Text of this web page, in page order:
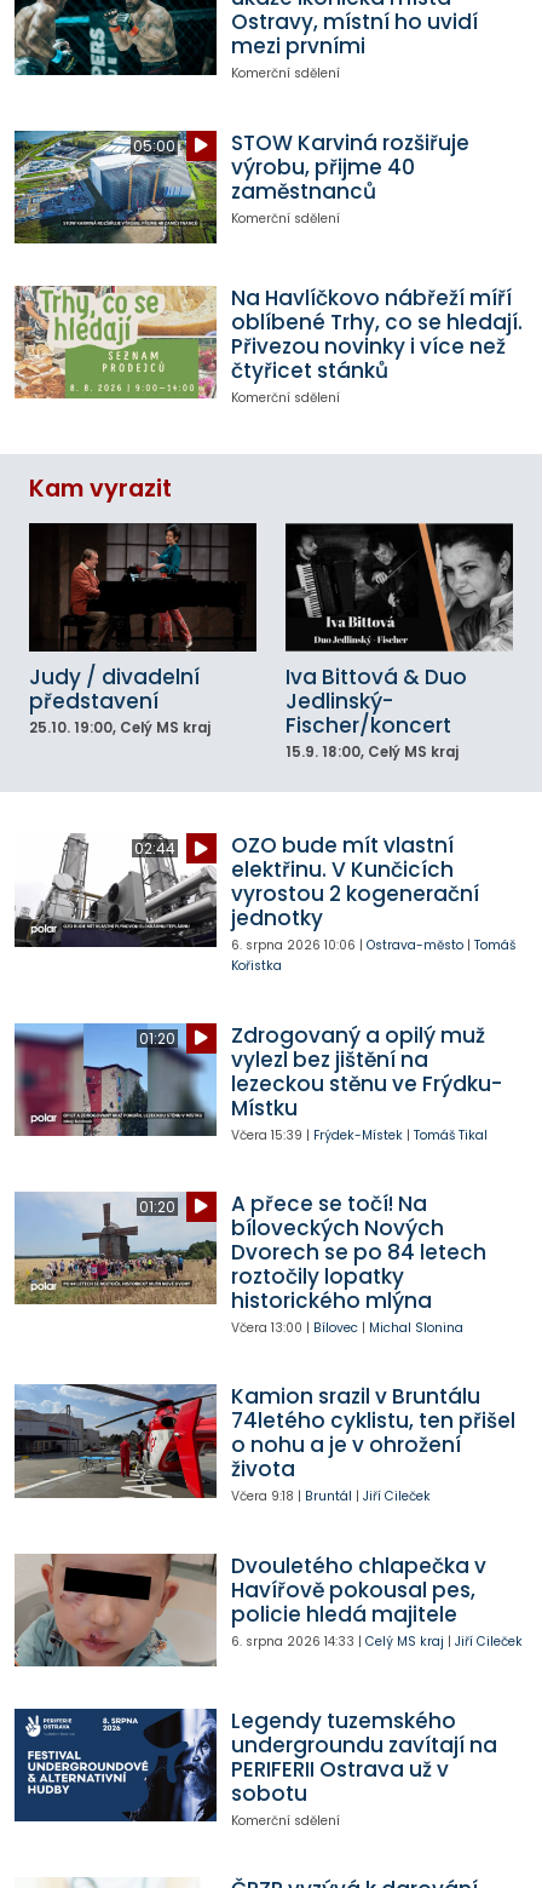
Ostravy, místní ho uvidí
mezi prvními
Komerční sdělení
05:00
STOW Karviná rozšiřuje
výrobu, přijme 40
zaměstnanců
Komerční sdělení
Na Havlíčkovo nábřeží míří
oblíbené Trhy, co se hledají.
Přivezou novinky i více než
čtyřicet stánků
Komerční sdělení
Kam vyrazit
Judy / divadelní
představení
25.10. 19:00, Celý MS kraj
Iva Bittová & Duo
Jedlinský-
Fischer/koncert
15.9. 18:00, Celý MS kraj
02:44
OZO bude mít vlastní
elektřinu. V Kunčicích
vyrostou 2 kogenerační
jednotky
6. srpna 2026 10:06 | Ostrava-město| Tomáš
Kořistka
01:20
Zdrogovaný a opilý muž
vylezl bez jištění na
lezeckou stěnu ve Frýdku-
Místku
Včera 15:39 | Frýdek-Místek| Tomáš Tikal
01:20
A přece se točí! Na
bíloveckých Nových
Dvorech se po 84 letech
roztočily lopatky
historického mlýna
Včera 13:00 | Bílovec| Michal Slonina
Kamion srazil v Bruntálu
74letého cyklistu, ten přišel
o nohu a je v ohrožení
života
Včera 9:18 | Bruntál | Jiří Cileček
Dvouletého chlapečka v
Havířově pokousal pes,
policie hledá majitele
6. srpna 2026 14:33 | Celý MS kraj | Jiří Cileček
Legendy tuzemského
undergroundu zavítají na
PERIFERII Ostrava už v
sobotu
Komerční sdělení